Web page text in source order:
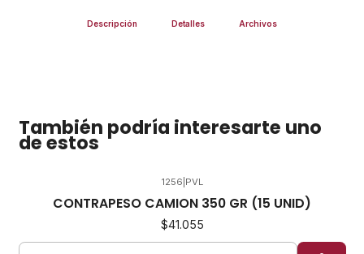
Descripción Detalles Archivos
También podría interesarte uno
de estos
1256 PVL
CONTRAPESO CAMION 350 GR (15 UNID)
$41.055